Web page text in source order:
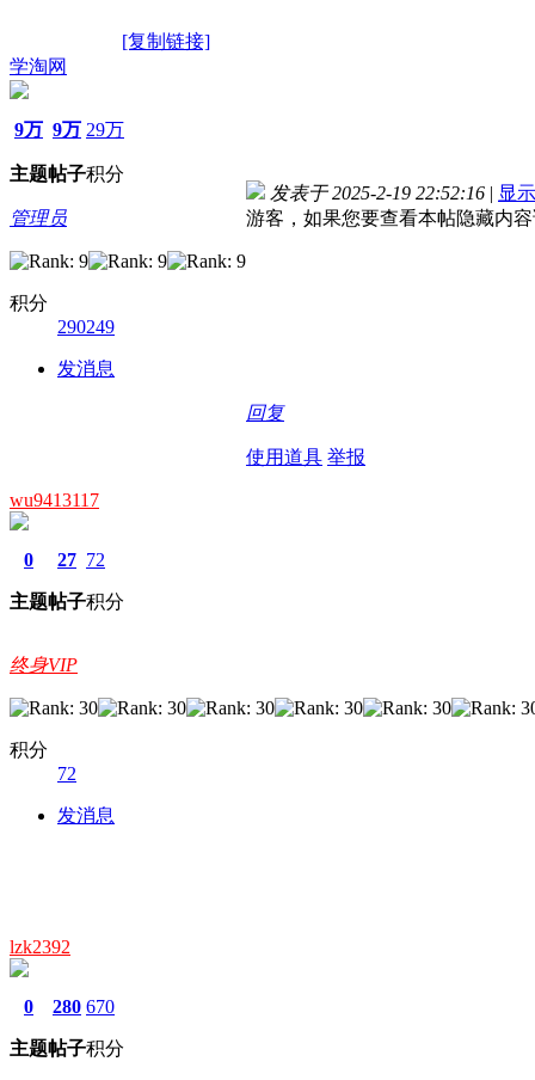
[复制链接]
学淘网
9万
主题
9万
帖子
29万
积分
管理员
积分
290249
发消息
发表于 2025-2-19 22:52:16 | 显
游客，如果您要查看本帖隐藏内
回复
使用道具 举报
wu9413117
0
主题
27
帖子
72
积分
终身VIP
积分
72
发消息
lzk2392
0
主题
280
帖子
670
积分